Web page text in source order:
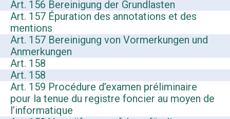
Art. 156 Bereinigung der Grundlasten
Art. 157 Épuration des annotations et des
mentions
Art. 157 Bereinigung von Vormerkungen und
Anmerkungen
Art. 158
Art. 158
Art. 159 Procédure d’examen préliminaire
pour la tenue du registre foncier au moyen de
l’informatique